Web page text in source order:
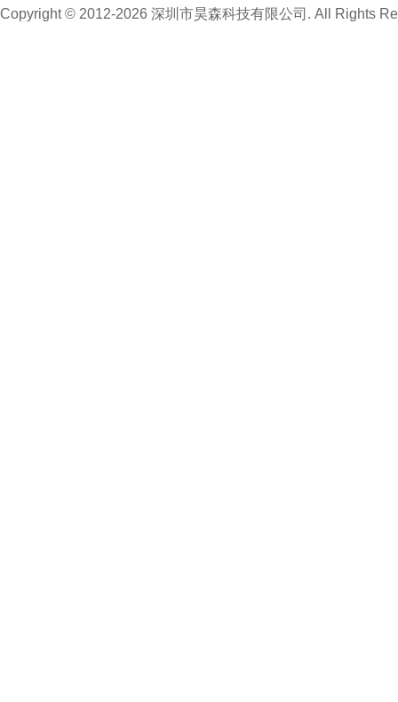
Copyright © 2012-2026 深圳市昊森科技有限公司. All Rights